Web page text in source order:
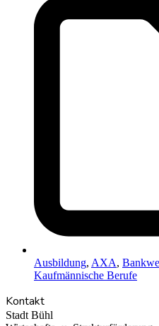
Ausbildung, AXA,
Kaufmännische Berufe
Kontakt
Stadt Bühl